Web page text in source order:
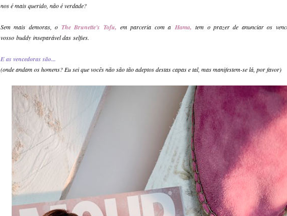
nos é mais querido, não é verdade?
Sem mais demoras, o The Brunette's Tofu,em parceria com a Hama, tem o prazer de anunciar os
vosso buddy inseparável das selfies.
E as vencedoras são...
(onde andam os homens? Eu sei que vocês não são tão adeptos destas capas e tal, mas manifestem-se lá, por favor)